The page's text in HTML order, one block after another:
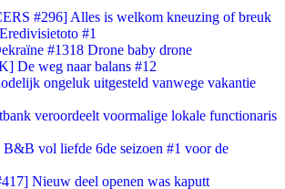
#296] Alles is welkom kneuzing of breuk
#1
#1318 Drone baby drone
De weg naar balans #12
ongeluk uitgesteld vanwege vakantie
veroordeelt voormalige lokale functionaris
vol liefde 6de seizoen #1 voor de
Nieuw deel openen was kaputt